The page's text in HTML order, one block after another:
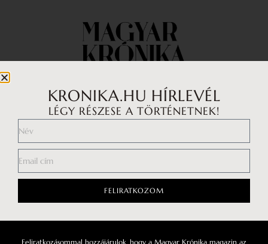
Impresszum
Adatkezelési tájékoztató
KRONIKA.HU HÍRLEVÉL
LÉGY RÉSZESE A TÖRTÉNETNEK!
FELIRATKOZOM
Feliratkozásommal hozzájárulok, hogy a Magyar Krónika magazin az